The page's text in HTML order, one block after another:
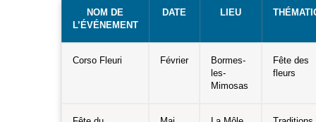
NOM DE
L’ÉVÉNEMENT
DATE LIEU
Corso Fleuri Février
Bormes-
les-
Mimosas
Fête des
fleurs